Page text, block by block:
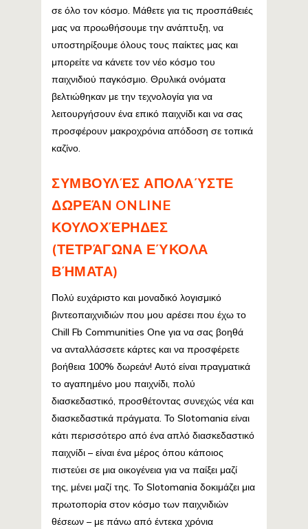
σε όλο τον κόσμο. Μάθετε για τις προσπάθειές
μας να προωθήσουμε την ανάπτυξη, να
υποστηρίξουμε όλους τους παίκτες μας και
μπορείτε να κάνετε τον νέο κόσμο του
παιχνιδιού παγκόσμιο. Θρυλικά ονόματα
βελτιώθηκαν με την τεχνολογία για να
λειτουργήσουν ένα επικό παιχνίδι και να σας
προσφέρουν μακροχρόνια απόδοση σε τοπικά
καζίνο.
ΣΥΜΒΟΥΛΈΣ ΑΠΟΛΑΎΣΤΕ
ΔΩΡΕΆΝ ONLINE
ΚΟΥΛΟΧΈΡΗΔΕΣ
(ΤΕΤΡΆΓΩΝΑ ΕΎΚΟΛΑ
ΒΉΜΑΤΑ)
Πολύ ευχάριστο και μοναδικό λογισμικό
βιντεοπαιχνιδιών που μου αρέσει που έχω το
Chill Fb Communities One για να σας βοηθά
να ανταλλάσσετε κάρτες και να προσφέρετε
βοήθεια 100% δωρεάν! Αυτό είναι πραγματικά
το αγαπημένο μου παιχνίδι, πολύ
διασκεδαστικό, προσθέτοντας συνεχώς νέα και
διασκεδαστικά πράγματα. Το Slotomania είναι
κάτι περισσότερο από ένα απλό διασκεδαστικό
παιχνίδι – είναι ένα μέρος όπου κάποιος
πιστεύει σε μια οικογένεια για να παίξει μαζί
της, μένει μαζί της. Το Slotomania δοκιμάζει μια
πρωτοπορία στον κόσμο των παιχνιδιών
θέσεων – με πάνω από έντεκα χρόνια